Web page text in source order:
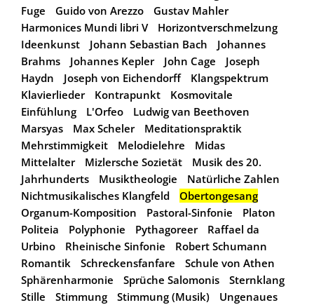
Fuge
Guido von Arezzo
Gustav Mahler
Harmonices Mundi libri V
Horizontverschmelzung
Ideenkunst
Johann Sebastian Bach
Johannes
Brahms
Johannes Kepler John Cage
Joseph
Haydn
Joseph von Eichendorff
Klangspektrum
Klavierlieder
Kontrapunkt
Kosmovitale
Einfühlung
L'Orfeo
Ludwig van Beethoven
Marsyas
Max Scheler
Meditationspraktik
Mehrstimmigkeit
Melodielehre
Midas
Mittelalter
Mizlersche Sozietät
Musik des 20.
Jahrhunderts
Musiktheologie
Natürliche Zahlen
Nichtmusikalisches Klangfeld
Obertongesang
Organum-Komposition
Pastoral-Sinfonie
Platon
Politeia
Polyphonie Pythagoreer
Raffael da
Urbino
Rheinische Sinfonie
Robert Schumann
Romantik
Schreckensfanfare
Schule von Athen
Sphärenharmonie
Sprüche Salomonis
Sternklang
Stille
Stimmung Stimmung (Musik)
Ungenaues